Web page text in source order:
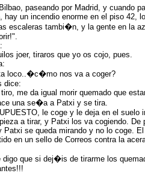
paseando por Madrid, y cuando
hay un incendio enorme en el piso 42,
escaleras tambi�n, y la gente en la
joer, tiraros que yo os cojo, pues.
loco..�c�mo nos va a coger?
dice:
me da igual morir quemado que
una se�a a Patxi y se tira.
le coge y le deja en el suelo
a tirar, y Patxi los va cogiendo. De
Patxi se queda mirando y no lo coge.
en un sello de Correos contra la
que si dej�is de tirarme los